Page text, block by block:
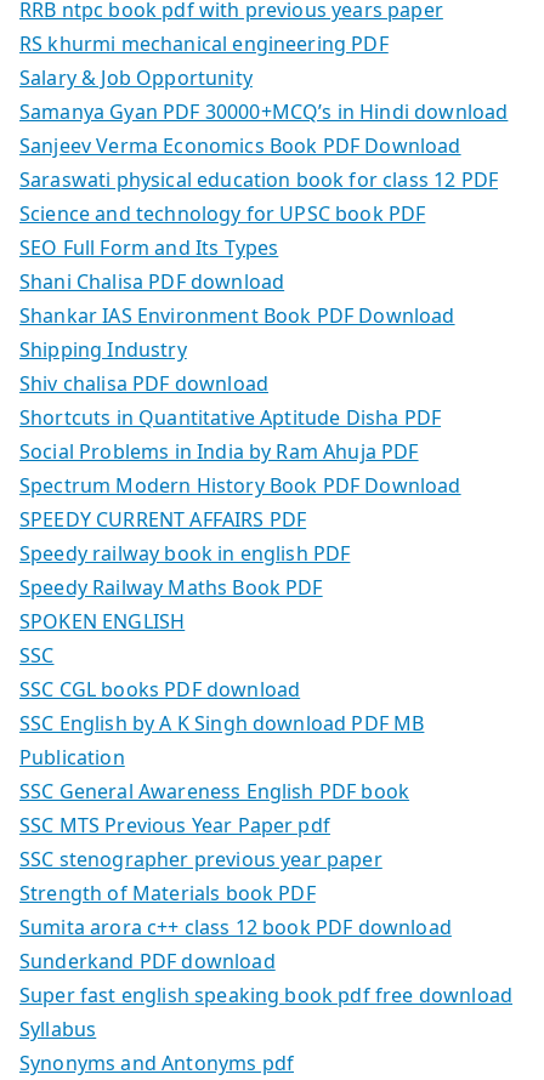
RRB ntpc book pdf with previous years paper
RS khurmi mechanical engineering PDF
Salary & Job Opportunity
Samanya Gyan PDF 30000+MCQ’s in Hindi download
Sanjeev Verma Economics Book PDF Download
Saraswati physical education book for class 12 PDF
Science and technology for UPSC book PDF
SEO Full Form and Its Types
Shani Chalisa PDF download
Shankar IAS Environment Book PDF Download
Shipping Industry
Shiv chalisa PDF download
Shortcuts in Quantitative Aptitude Disha PDF
Social Problems in India by Ram Ahuja PDF
Spectrum Modern History Book PDF Download
SPEEDY CURRENT AFFAIRS PDF
Speedy railway book in english PDF
Speedy Railway Maths Book PDF
SPOKEN ENGLISH
SSC
SSC CGL books PDF download
SSC English by A K Singh download PDF MB
Publication
SSC General Awareness English PDF book
SSC MTS Previous Year Paper pdf
SSC stenographer previous year paper
Strength of Materials book PDF
Sumita arora c++ class 12 book PDF download
Sunderkand PDF download
Super fast english speaking book pdf free download
Syllabus
Synonyms and Antonyms pdf